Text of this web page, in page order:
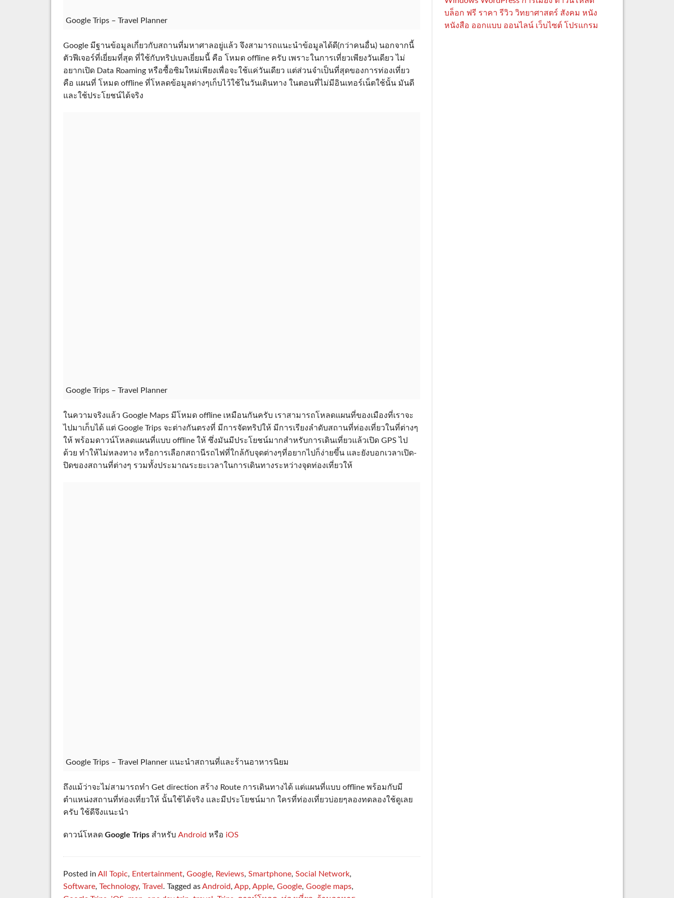
Google Trips – Travel Planner
Google มีฐานข้อมูลเกี่ยวกับสถานที่มหาศาลอยู่แล้ว จึงสามารถแนะนำข้อมูลได้ดี(กว่าคนอื่น) นอกจากนี้
ตัวฟีเจอร์ที่เยี่ยมที่สุด ที่ใช้กับทริปเบลเยี่ยมนี้ คือ โหมด offline ครับ เพราะในการเที่ยวเพียงวันเดียว ไม่
อยากเปิด Data Roaming หรือซื้อซิมใหม่เพียงเพื่อจะใช้แค่วันเดียว แต่ส่วนจำเป็นที่สุดของการท่องเที่ยว
คือ แผนที่ โหมด offline ที่โหลดข้อมูลต่างๆเก็บไว้ใช้ในวันเดินทาง ในตอนที่ไม่มีอินเทอร์เน็ตใช้นั้น มันดี
และใช้ประโยชน์ได้จริง
Google Trips – Travel Planner
ในความจริงแล้ว Google Maps มีโหมด offline เหมือนกันครับ เราสามารถโหลดแผนที่ของเมืองที่เราจะ
ไปมาเก็บได้ แต่ Google Trips จะต่างกันตรงที่ มีการจัดทริปให้ มีการเรียงลำดับสถานที่ท่องเที่ยวในที่ต่างๆ
ให้ พร้อมดาวน์โหลดแผนที่แบบ offline ให้ ซึ่งมันมีประโยชน์มากสำหรับการเดินเที่ยวแล้วเปิด GPS ไป
ด้วย ทำให้ไม่หลงทาง หรือการเลือกสถานีรถไฟที่ใกล้กับจุดต่างๆที่อยากไปก็ง่ายขึ้น และยังบอกเวลาเปิด-
ปิดของสถานที่ต่างๆ รวมทั้งประมาณระยะเวลาในการเดินทางระหว่างจุดท่องเที่ยวให้
Google Trips – Travel Planner แนะนำสถานที่และร้านอาหารนิยม
ถึงแม้ว่าจะไม่สามารถทำ Get direction สร้าง Route การเดินทางได้ แต่แผนที่แบบ offline พร้อมกับมี
ตำแหน่งสถานที่ท่องเที่ยวให้ นั้นใช้ได้จริง และมีประโยชน์มาก ใครที่ท่องเที่ยวบ่อยๆลองทดลองใช้ดูเลย
ครับ ใช้ดีจึงแนะนำ
ดาวน์โหลดGoogle Trips สำหรับAndroid หรือ iOS
Posted inAll Topic, Entertainment,Google, Reviews,Smartphone,Social Network,
Software,Technology,Travel . Tagged asAndroid,App,Apple,Google,Google maps,
บล็อก ฟรี ราคา รีวิว วิทยาศาสตร์ สังคม หนัง
หนังสือ ออกแบบ ออนไลน์ เว็บไซต์ โปรแกรม